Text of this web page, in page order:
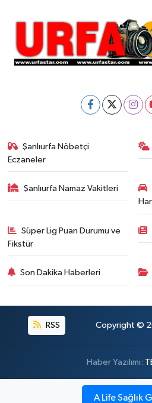
Şanlıurfa Nöbetçi
Eczaneler
Şanlıurfa Namaz Vakitleri
Süper Lig Puan Durumu ve
Fikstür
Son Dakika Haberleri
RSS Copyright ©
Haber Yazılımı:
A Life Sağlık